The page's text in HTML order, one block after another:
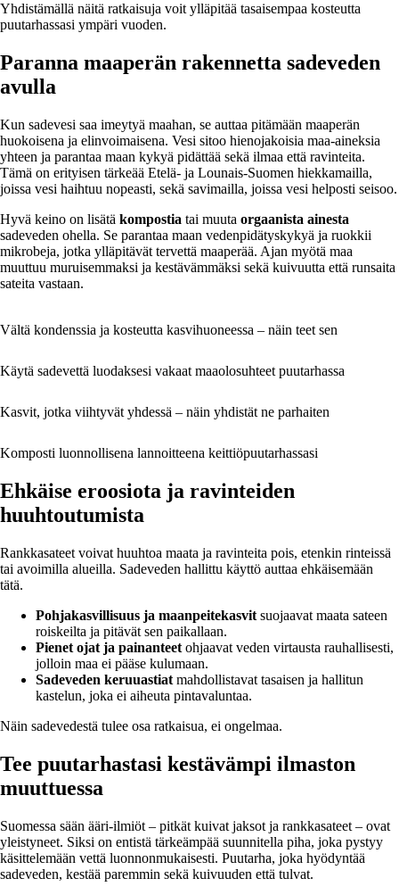
Yhdistämällä näitä ratkaisuja voit ylläpitää tasaisempaa kosteutta
puutarhassasi ympäri vuoden.
Paranna maaperän rakennetta sadeveden
avulla
Kun sadevesi saa imeytyä maahan, se auttaa pitämään maaperän
huokoisena ja elinvoimaisena. Vesi sitoo hienojakoisia maa-aineksia
yhteen ja parantaa maan kykyä pidättää sekä ilmaa että ravinteita.
Tämä on erityisen tärkeää Etelä- ja Lounais-Suomen hiekkamailla,
joissa vesi haihtuu nopeasti, sekä savimailla, joissa vesi helposti seisoo.
Hyvä keino on lisätä kompostia tai muuta orgaanista ainesta
sadeveden ohella. Se parantaa maan vedenpidätyskykyä ja ruokkii
mikrobeja, jotka ylläpitävät tervettä maaperää. Ajan myötä maa
muuttuu muruisemmaksi ja kestävämmäksi sekä kuivuutta että runsaita
sateita vastaan.
Vältä kondenssia ja kosteutta kasvihuoneessa – näin teet sen
Käytä sadevettä luodaksesi vakaat maaolosuhteet puutarhassa
Kasvit, jotka viihtyvät yhdessä – näin yhdistät ne parhaiten
Komposti luonnollisena lannoitteena keittiöpuutarhassasi
Ehkäise eroosiota ja ravinteiden
huuhtoutumista
Rankkasateet voivat huuhtoa maata ja ravinteita pois, etenkin rinteissä
tai avoimilla alueilla. Sadeveden hallittu käyttö auttaa ehkäisemään
tätä.
Pohjakasvillisuus ja maanpeitekasvit suojaavat maata sateen
roiskeilta ja pitävät sen paikallaan.
Pienet ojat ja painanteet ohjaavat veden virtausta rauhallisesti,
jolloin maa ei pääse kulumaan.
Sadeveden keruuastiat mahdollistavat tasaisen ja hallitun
kastelun, joka ei aiheuta pintavaluntaa.
Näin sadevedestä tulee osa ratkaisua, ei ongelmaa.
Tee puutarhastasi kestävämpi ilmaston
muuttuessa
Suomessa sään ääri-ilmiöt – pitkät kuivat jaksot ja rankkasateet – ovat
yleistyneet. Siksi on entistä tärkeämpää suunnitella piha, joka pystyy
käsittelemään vettä luonnonmukaisesti. Puutarha, joka hyödyntää
sadeveden, kestää paremmin sekä kuivuuden että tulvat.